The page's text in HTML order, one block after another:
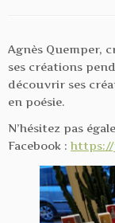
Agnès Quemper,
ses créations
découvrir ses
en poésie.
N’hésitez pas
Facebook : https://